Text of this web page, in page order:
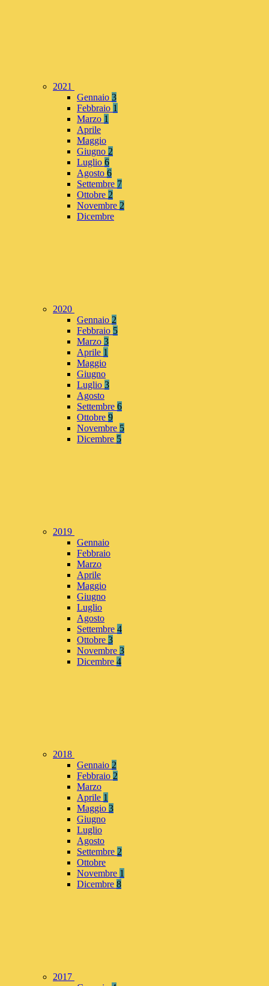
2021
Gennaio 3
Febbraio 1
Marzo 1
Aprile
Maggio
Giugno 2
Luglio 6
Agosto 6
Settembre 7
Ottobre 2
Novembre 2
Dicembre
2020
Gennaio 2
Febbraio 5
Marzo 3
Aprile 1
Maggio
Giugno
Luglio 3
Agosto
Settembre 6
Ottobre 9
Novembre 5
Dicembre 5
2019
Gennaio
Febbraio
Marzo
Aprile
Maggio
Giugno
Luglio
Agosto
Settembre 4
Ottobre 3
Novembre 3
Dicembre 4
2018
Gennaio 2
Febbraio 2
Marzo
Aprile 1
Maggio 3
Giugno
Luglio
Agosto
Settembre 2
Ottobre
Novembre 1
Dicembre 8
2017